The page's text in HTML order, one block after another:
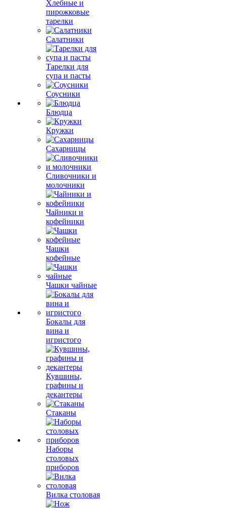
Хлебные и
пирожковые
тарелки
Салатники
Тарелки для
супа и пасты
Соусники
Блюдца
Кружки
Сахарницы
Сливочники и
молочники
Чайники и
кофейники
Чашки
кофейные
Чашки чайные
Бокалы для
вина и
игристого
Кувшины,
графины и
декантеры
Стаканы
Наборы
столовых
приборов
Вилка столовая